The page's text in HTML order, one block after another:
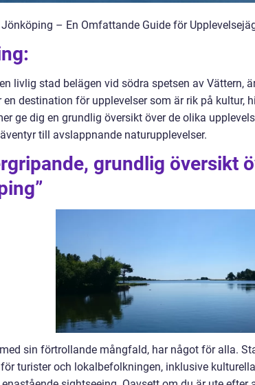
Jönköping – En Omfattande Guide för
livlig stad belägen vid södra spetsen av Vättern,
en destination för upplevelser som är rik på kultur,
ge dig en grundlig översikt över de olika
till avslappnande naturupplevelser.
grundlig översikt
sin förtrollande mångfald, har något för alla.
turister och lokalbefolkningen, inklusive